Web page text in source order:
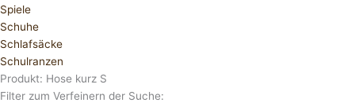
Spiele
Schuhe
Schlafsäcke
Schulranzen
Produkt: Hose kurz S
Filter zum Verfeinern der Suche: